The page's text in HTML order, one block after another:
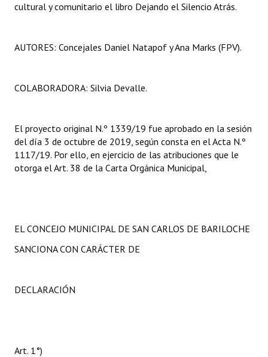
cultural y comunitario el libro Dejando el Silencio Atrás.
AUTORES: Concejales Daniel Natapof y Ana Marks (FPV).
COLABORADORA: Silvia Devalle.
El proyecto original N.º 1339/19 fue aprobado en la sesión
del día 3 de octubre de 2019, según consta en el Acta N.º
1117/19. Por ello, en ejercicio de las atribuciones que le
otorga el Art. 38 de la Carta Orgánica Municipal,
EL CONCEJO MUNICIPAL DE SAN CARLOS DE BARILOCHE
SANCIONA CON CARÁCTER DE
DECLARACIÓN
Art. 1°)